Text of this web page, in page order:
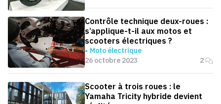
Contrôle technique deux-roues :
s’applique-t-il aux motos et
scooters électriques ?
Moto électrique
26 octobre 2023
2
Scooter à trois roues : le
Yamaha Tricity hybride devient